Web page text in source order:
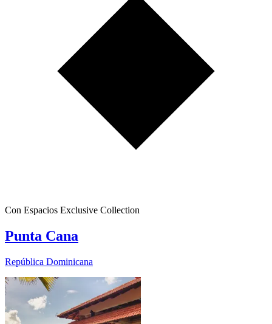
Con Espacios Exclusive Collection
Punta Cana
República Dominicana